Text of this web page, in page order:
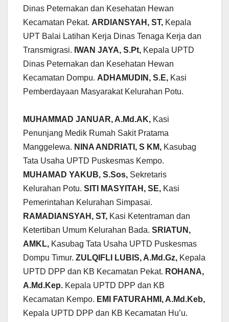
Dinas Peternakan dan Kesehatan Hewan
Kecamatan Pekat. ARDIANSYAH, ST, Kepala
UPT Balai Latihan Kerja Dinas Tenaga Kerja dan
Transmigrasi. IWAN JAYA, S.Pt, Kepala UPTD
Dinas Peternakan dan Kesehatan Hewan
Kecamatan Dompu. ADHAMUDIN, S.E, Kasi
Pemberdayaan Masyarakat Kelurahan Potu.
MUHAMMAD JANUAR, A.Md.AK, Kasi
Penunjang Medik Rumah Sakit Pratama
Manggelewa. NINA ANDRIATI, S KM, Kasubag
Tata Usaha UPTD Puskesmas Kempo.
MUHAMAD YAKUB, S.Sos, Sekretaris
Kelurahan Potu. SITI MASYITAH, SE, Kasi
Pemerintahan Kelurahan Simpasai.
RAMADIANSYAH, ST, Kasi Ketentraman dan
Ketertiban Umum Kelurahan Bada. SRIATUN,
AMKL, Kasubag Tata Usaha UPTD Puskesmas
Dompu Timur. ZULQIFLI LUBIS, A.Md.Gz, Kepala
UPTD DPP dan KB Kecamatan Pekat. ROHANA,
A.Md.Kep. Kepala UPTD DPP dan KB
Kecamatan Kempo. EMI FATURAHMI, A.Md.Keb,
Kepala UPTD DPP dan KB Kecamatan Hu’u.